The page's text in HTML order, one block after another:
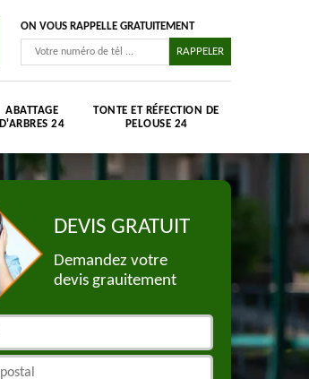
ON VOUS RAPPELLE GRATUITEMENT
ABATTAGE
D'ARBRES 24
TONTE ET RÉFECTION DE
PELOUSE 24
DEVIS GRATUIT
Demandez votre
devis grauitement